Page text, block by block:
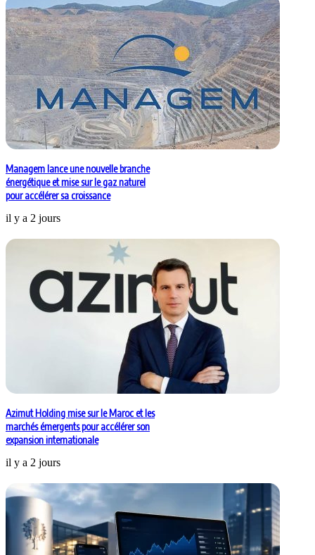
Managem lance une nouvelle branche
énergétique et mise sur le gaz naturel
pour accélérer sa croissance
il y a 2 jours
Azimut Holding mise sur le Maroc et les
marchés émergents pour accélérer son
expansion internationale
il y a 2 jours